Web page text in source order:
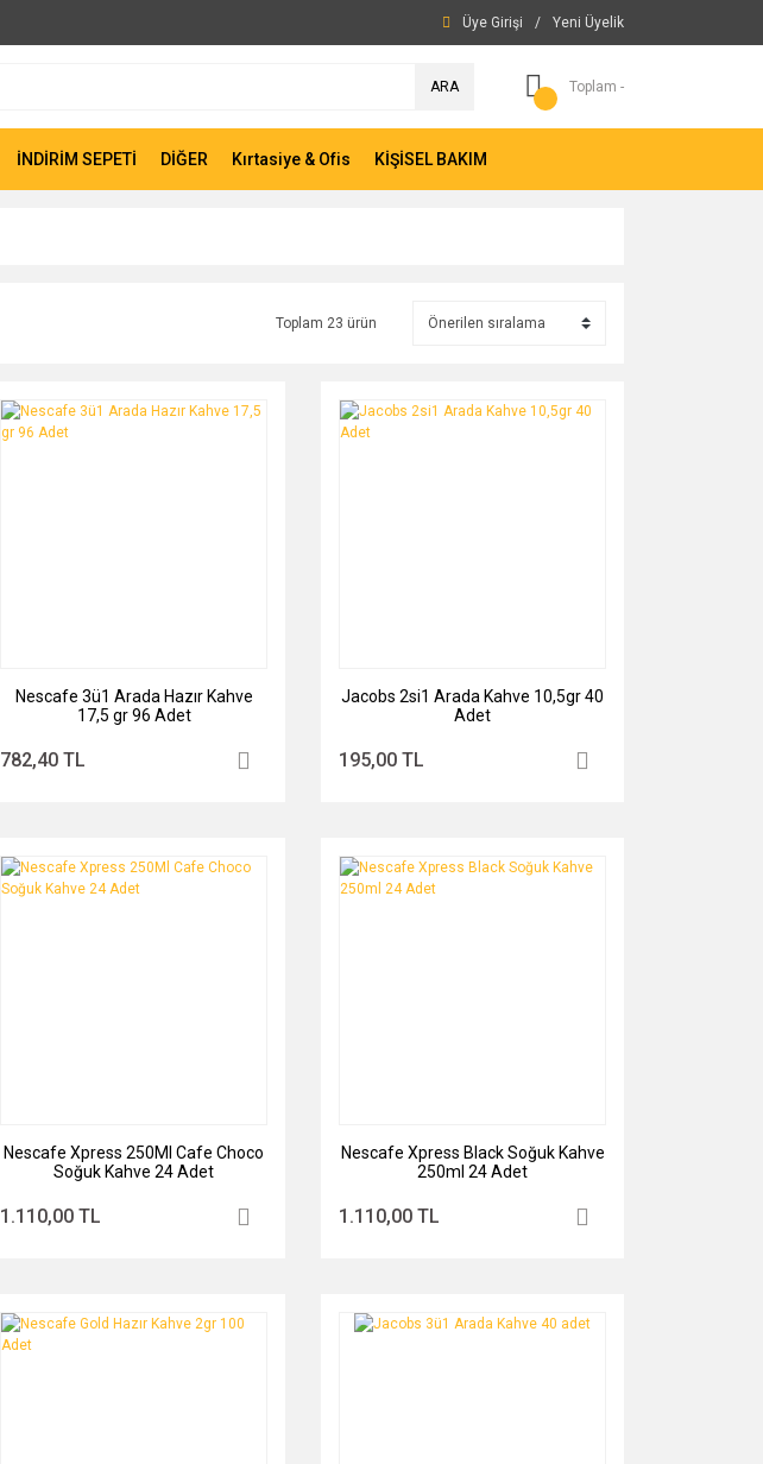
Üye Girişi / Yeni Üyelik
ARA Toplam -
İNDİRİM SEPETİ DİĞER Kırtasiye & Ofis KİŞİSEL BAKIM
Toplam 23 ürün
Nescafe 3ü1 Arada Hazır Kahve
17,5 gr 96 Adet
782,40 TL
Jacobs 2si1 Arada Kahve 10,5gr 40
Adet
195,00 TL
Nescafe Xpress 250Ml Cafe Choco
Soğuk Kahve 24 Adet
1.110,00 TL
Nescafe Xpress Black Soğuk Kahve
250ml 24 Adet
1.110,00 TL